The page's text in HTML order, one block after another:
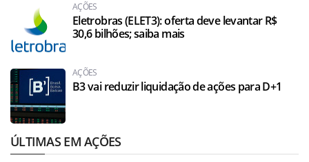
AÇÕES
Eletrobras (ELET3): oferta deve levantar R$
30,6 bilhões; saiba mais
AÇÕES
B3 vai reduzir liquidação de ações para D+1
ÚLTIMAS EM AÇÕES